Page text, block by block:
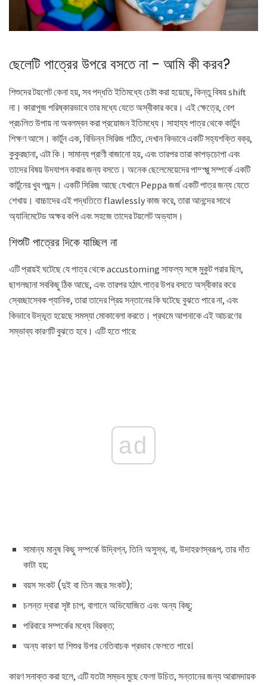
ছেলেটি পাত্রের উপরে বসতে না - আমি কী করব?
শিশুদের টয়লেট কেনা হয়, সব পদ্ধতি ইতিমধ্যে চেষ্টা করা হয়েছে, কিন্তু বিষয় shift
না। কারাপুজ পরিষ্কারভাবে তার মধ্যে যেতে অস্বীকার করে। এই ক্ষেত্রে, বেশ
প্রচলিত উপায় না অবলম্বন করা প্রয়োজন ইতিমধ্যে। সাহায্য পাত্র থেকে কার্টুন
শিক্ষণ আসে। কার্টুন এক, বিভিন্ন সিরিজ গঠিত, দেখান কিভাবে একটি সহ্যশক্তি বক্র,
কুকুরছানা, এটা কি। সামান্য প্রাণী বাজানো হয়, এবং তারপর তারা কাপড়চোপা এবং
তাদের বিষয় উদযাপন করার জন্য বসতে। অনেক ছেলেমেয়েদের পাম্প্প্পু সম্পর্কে একটি
কার্টুনের খুব পছন্দ। একটি সিরিজ আছে যেখানে Peppa জর্জ একটি পাত্র জন্য যেতে
শেখায়। বাচ্চাদের এই পদ্ধতিতে flawlessly কাজ করে, তারা আনন্দের সাথে
অ্যানিমেটেড অক্ষর কপি এবং সহজে তাদের টয়লেট অভ্যাস।
শিশুটি পাত্রের দিকে যাচ্ছিল না
এটি প্রায়ই ঘটেছে যে পাত্র থেকে accustoming সাফল্য সঙ্গে মুকুট পরার ছিল,
ছাগলছানা সবকিছু ঠিক আছে, এবং তারপর হঠাৎ পাত্র উপর বসতে অস্বীকার করে
স্বেচ্ছাসেবক প্যানিক, তারা তাদের প্রিয় সন্তানের কি ঘটেছে বুঝতে পারে না, এবং
কিভাবে উদ্ভূত হয়েছে সমস্যা মোকাবেলা করতে। প্রথমে আপনাকে এই আচরণের
সম্ভাব্য কারণটি বুঝতে হবে। এটি হতে পারে:
ad
সামান্য মানুষ কিছু সম্পর্কে উদ্বিগ্ন, তিনি অসুস্থ, বা, উদাহরণস্বরূপ, তার দাঁত
কাটা হয়;
বয়স সংকট (দুই বা তিন বছর সংকট);
চলন্ত দ্বারা সৃষ্ট চাপ, বাগানে অভিযোজিত এবং অন্য কিছু;
পরিবারে সম্পর্কের মধ্যে বিরক্ত;
অন্য কারণ যা শিশুর উপর নেতিবাচক প্রভাব ফেলতে পারে।
কারণ সনাক্ত করা হলে, এটি যতটা সম্ভব মুছে ফেলা উচিত, সন্তানের জন্য আরামদায়ক